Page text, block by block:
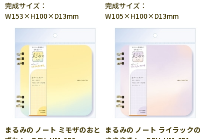
完成サイズ：
W153×H100×D13mm
完成サイズ：
W105×H100×D13mm
まるみの ノート ミモザのおと
まるみの ノート ライラックの